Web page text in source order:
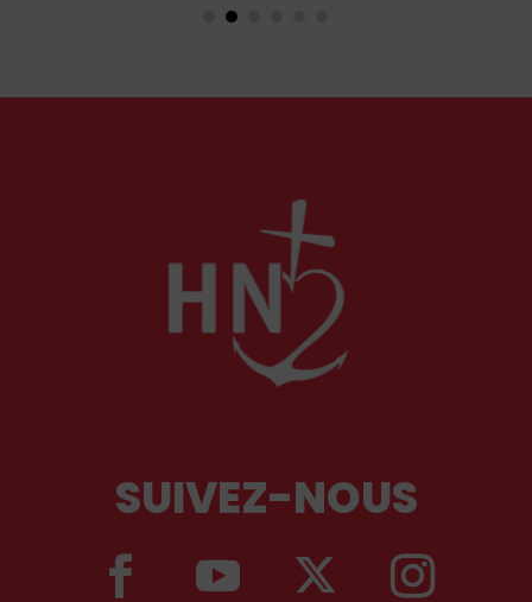
événements aux Pays-Bas ou en Irlande
comme l'a rappelé Léon XIV récemment.
SUIVEZ-NOUS